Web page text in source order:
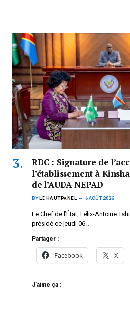
RDC : Signature de
l’établissement à
de l’AUDA-NEPAD
BY LE HAUTPANEL 6 AOÛT 2026
Le Chef de l’État, Félix-Antoine
présidé ce jeudi 06…
Partager :
Facebook X
J’aime ça :